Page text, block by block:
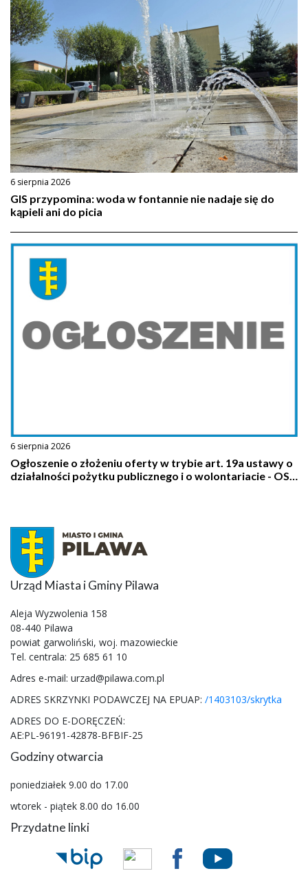
6 sierpnia 2026
GIS przypomina: woda w fontannie nie nadaje się do
kąpieli ani do picia
6 sierpnia 2026
Ogłoszenie o złożeniu oferty w trybie art. 19a ustawy o
działalności pożytku publicznego i o wolontariacie - OSP
Urząd Miasta i Gminy Pilawa
Aleja Wyzwolenia 158
08-440 Pilawa
powiat garwoliński, woj. mazowieckie
Tel. centrala: 25 685 61 10
Adres e-mail: urzad@pilawa.com.pl
ADRES SKRZYNKI PODAWCZEJ NA EPUAP: /1403103/skrytka
ADRES DO E-DORĘCZEŃ:
AE:PL-96191-42878-BFBIF-25
Godziny otwarcia
poniedziałek 9.00 do 17.00
wtorek - piątek 8.00 do 16.00
Przydatne linki